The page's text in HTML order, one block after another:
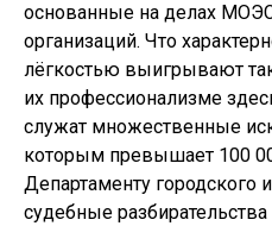
основанные на делах
организаций. Что
лёгкостью выигрывают
их профессионализме
служат множественные
которым превышает 100
Департаменту
судебные